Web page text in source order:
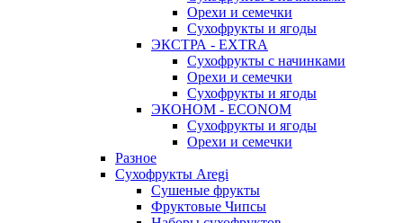
Орехи и семечки
Сухофрукты и ягоды
ЭКСТРА - EXTRA
Сухофрукты с начинками
Орехи и семечки
Сухофрукты и ягоды
ЭКОНОМ - ECONOM
Сухофрукты и ягоды
Орехи и семечки
Разное
Сухофрукты Aregi
Сушеные фрукты
Фруктовые Чипсы